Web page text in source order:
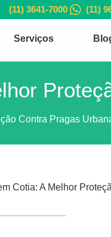
(11) 3641-7000 (11)
Serviços
Contra Pragas
Cotia: A Melhor